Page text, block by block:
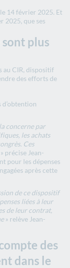
14 février 2025. Et
2025, que ses
sont plus
au CIR, dispositif
des efforts de
concerne par
les achats
Ces
» précise Jean-
pour les dépenses
après cette
de ce dispositif
liées à leur
de leur contrat,
» relève Jean-
des
dans le